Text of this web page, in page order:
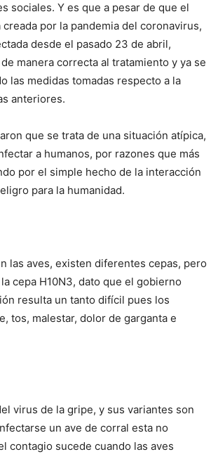
sociales. Y es que a pesar de que el
por la pandemia del coronavirus,
desde el pasado 23 de abril,
manera correcta al tratamiento y ya se
las medidas tomadas respecto a la
anteriores.
que se trata de una situación atípica,
a humanos, por razones que más
por el simple hecho de la interacción
para la humanidad.
las aves, existen diferentes cepas, pero
cepa H10N3, dato que el gobierno
resulta un tanto difícil pues los
tos, malestar, dolor de garganta e
virus de la gripe, y sus variantes son
un ave de corral esta no
contagio sucede cuando las aves